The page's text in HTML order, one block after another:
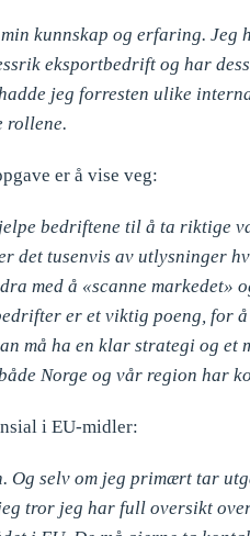
min kunnskap og erfaring.
eksportbedrift og har
jeg forresten ulike
rollene.
er å vise veg:
bedriftene til å ta riktige
det tusenvis av
med å «scanne
er et viktig poeng, for
må ha en klar strategi og
Norge og vår region har
i EU-midler:
Og selv om jeg primært tar
tror jeg har full oversikt